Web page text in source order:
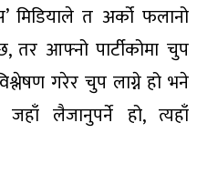
मिडियाले त अर्को फलानो
तर आफ्नो पार्टीकोमा चुप
गरेर चुप लाग्ने हो भने
जहाँ लैजानुपर्ने हो, त्यहाँ